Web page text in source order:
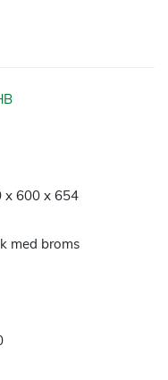
x 600 x 654
med broms